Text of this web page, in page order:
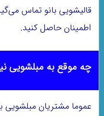
قالیشویی بانو تماس
اطمینان حاصل کنید.
چه موقع به مبلشویی
عموما مشتریان مبلشویی